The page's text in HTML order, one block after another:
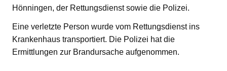
Hönningen, der Rettungsdienst sowie die Polizei.
Eine verletzte Person wurde vom Rettungsdienst ins
Krankenhaus transportiert. Die Polizei hat die
Ermittlungen zur Brandursache aufgenommen.